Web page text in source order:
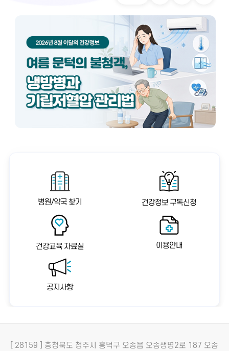
와 충분한 휴식을 통해 대부분 예방 및 관리할 수 있
병원/약국 찾기 건강정보 구독신청
건강교육 자료실 이용안내
공지사항
[ 28159 ] 충청북도 청주시 흥덕구 오송읍 오송생명2로 187 오송